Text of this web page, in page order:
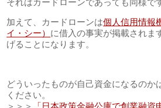
それはカードローンであっても同様で
加えて、カードローンは個人信用情報
イ・シー） に借入の事実が掲載されま
げることになります。
どういったものが自己資金になるのか
ください。